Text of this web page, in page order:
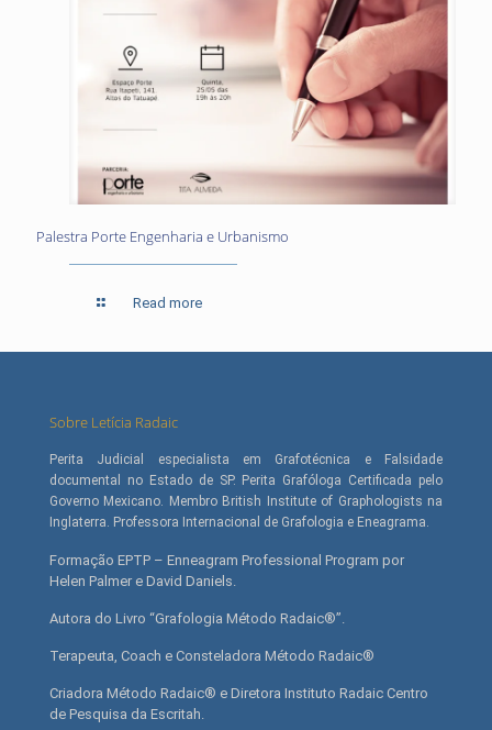
Palestra Porte Engenharia e Urbanismo
Read more
Sobre Letícia Radaic
Perita Judicial especialista em Grafotécnica e Falsidade
documental no Estado de SP. Perita Grafóloga Certificada pelo
Governo Mexicano. Membro British Institute of Graphologists na
Inglaterra. Professora Internacional de Grafologia e Eneagrama.
Formação EPTP – Enneagram Professional Program por
Helen Palmer e David Daniels.
Autora do Livro “Grafologia Método Radaic®”.
Terapeuta, Coach e Consteladora Método Radaic®
Criadora Método Radaic® e Diretora Instituto Radaic Centro
de Pesquisa da Escritah.